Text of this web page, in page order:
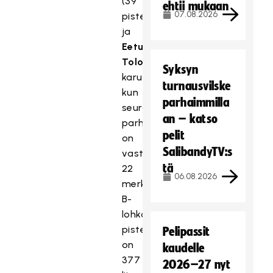
pistettä)
ja
Eetu
Tolonen
karussa,
kun
seuraavaksi
parhaalla
on
vasta
22
merkintää.
B-
lohkon
pistehai
on
377
ehtii mukaan
07.08.2026
Syksyn
turnausvilske
parhaimmilla
an – katso
pelit
SalibandyTV:s
tä
06.08.2026
Pelipassit
kaudelle
2026–27 nyt